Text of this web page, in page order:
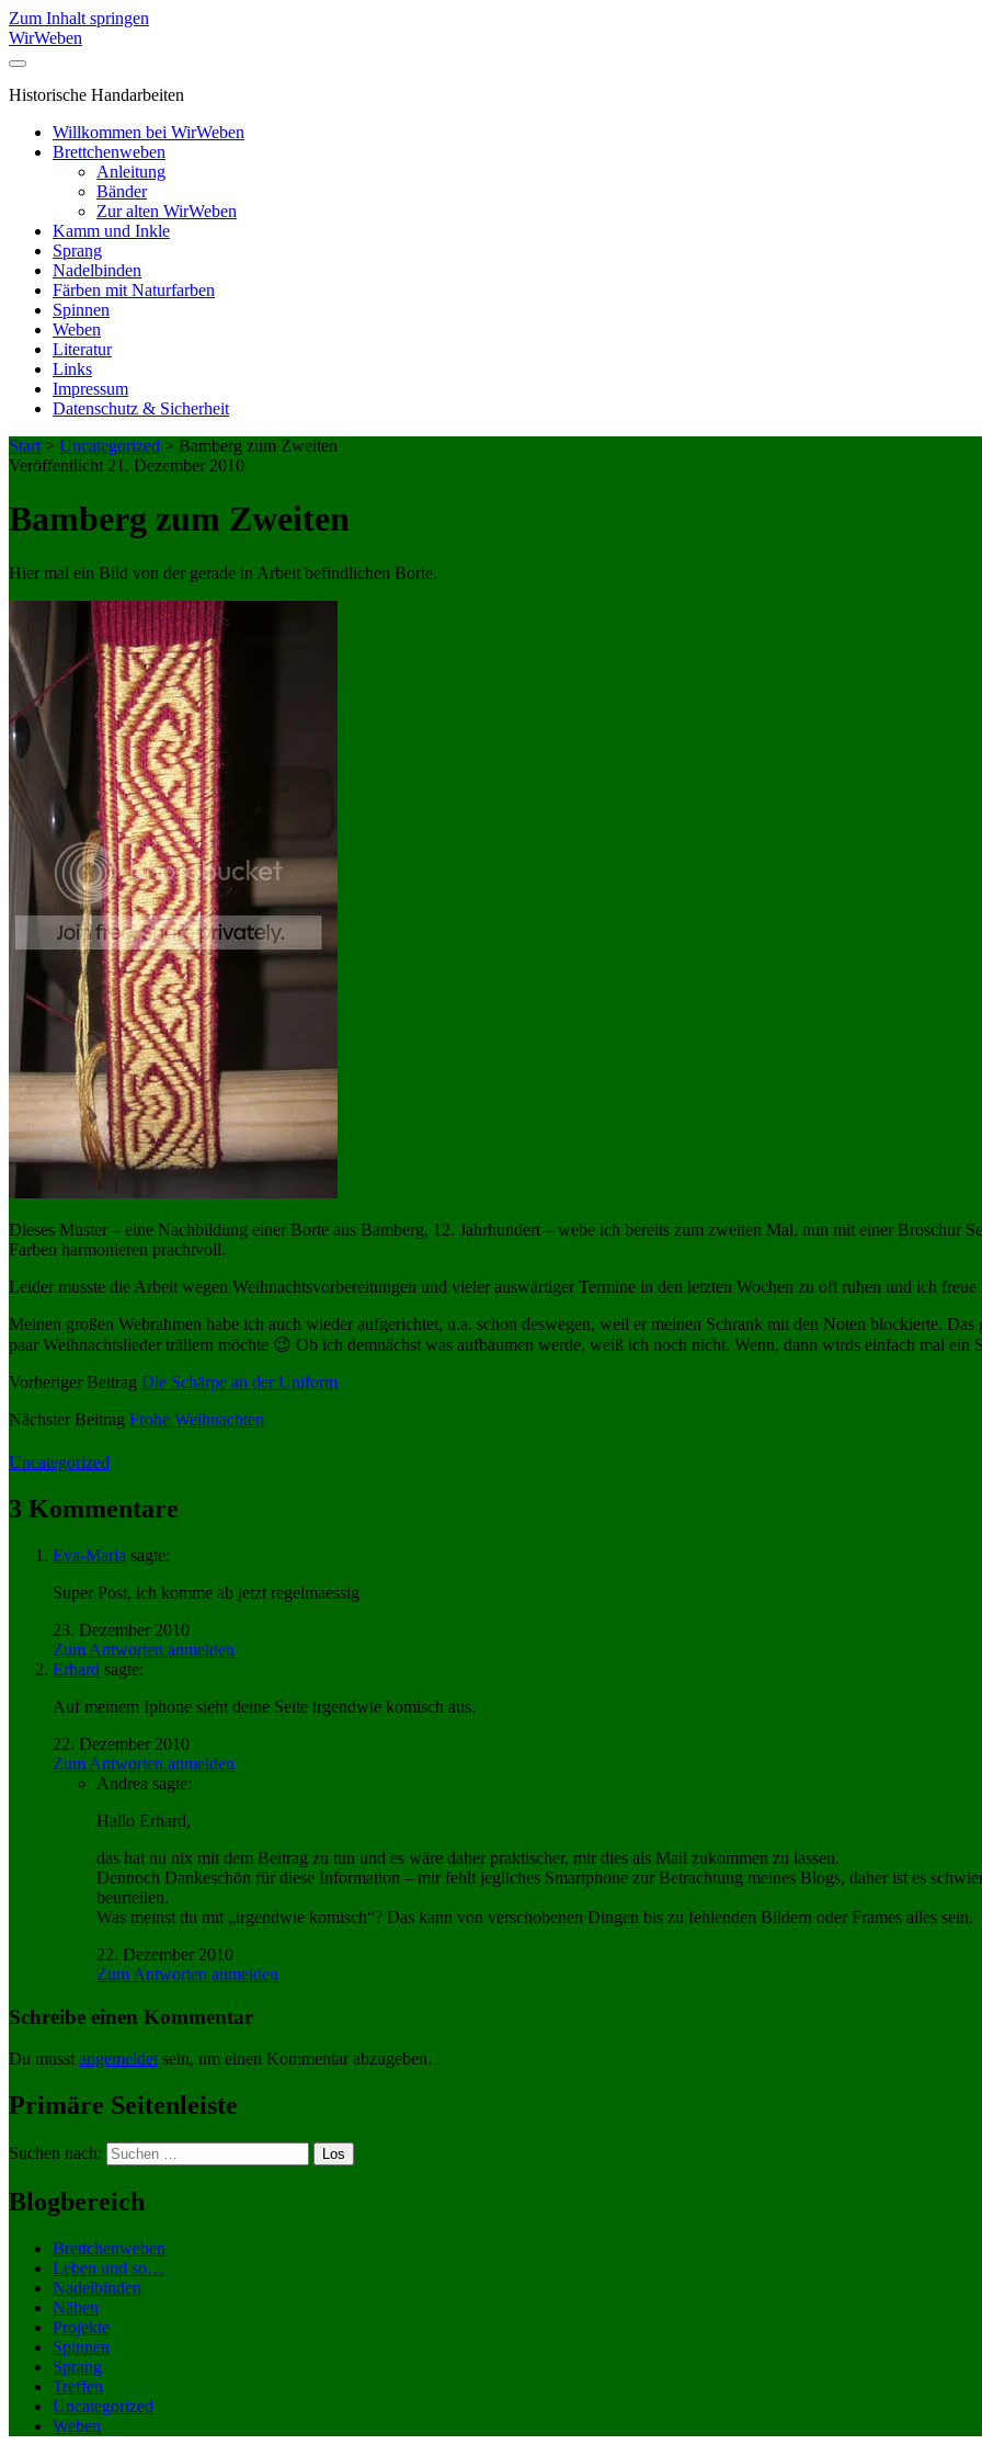
Zum Inhalt springen
WirWeben
Historische Handarbeiten
Willkommen bei WirWeben
Brettchenweben
Anleitung
Bänder
Zur alten WirWeben
Kamm und Inkle
Sprang
Nadelbinden
Färben mit Naturfarben
Spinnen
Weben
Literatur
Links
Impressum
Datenschutz & Sicherheit
Start > Uncategorized > Bamberg zum Zweiten
Veröffentlicht 21. Dezember 2010
Bamberg zum Zweiten
Hier mal ein Bild von der gerade in Arbeit befindlichen Borte.
Dieses Muster – eine Nachbildung einer Borte aus Bamberg, 12. Jahrhundert – webe ich bereits zum zweiten Mal, nun mit einer Broschur
Farben harmonieren prachtvoll.
Leider musste die Arbeit wegen Weihnachtsvorbereitungen und vieler auswärtiger Termine in den letzten Wochen zu oft ruhen und ich
Meinen großen Webrahmen habe ich auch wieder aufgerichtet, u.a. schon deswegen, weil er meinen Schrank mit den Noten blockierte.
paar Weihnachtslieder trällern möchte 😉 Ob ich demnächst was aufbäumen werde, weiß ich noch nicht. Wenn, dann wirds einfach mal ein
Vorheriger Beitrag Die Schärpe an der Uniform
Nächster Beitrag Frohe Weihnachten
Uncategorized
3 Kommentare
Eva-Maria sagte:
Super Post, ich komme ab jetzt regelmaessig
23. Dezember 2010
Zum Antworten anmelden
Erhard sagte:
Auf meinem Iphone sieht deine Seite irgendwie komisch aus.
22. Dezember 2010
Zum Antworten anmelden
Andrea sagte:
Hallo Erhard,
das hat nu nix mit dem Beitrag zu tun und es wäre daher praktischer, mir dies als Mail zukommen zu lassen.
Dennoch Dankeschön für diese Information – mir fehlt jegliches Smartphone zur Betrachtung meines Blogs, daher ist es
beurteilen.
Was meinst du mit „irgendwie komisch“? Das kann von verschobenen Dingen bis zu fehlenden Bildern oder Frames alles sein.
22. Dezember 2010
Zum Antworten anmelden
Schreibe einen Kommentar
Du musst angemeldet sein, um einen Kommentar abzugeben.
Primäre Seitenleiste
Suchen nach:
Blogbereich
Brettchenweben
Leben und so…
Nadelbinden
Nähen
Projekte
Spinnen
Sprang
Treffen
Uncategorized
Weben